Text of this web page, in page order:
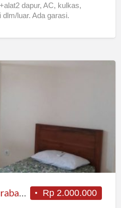
dapur, AC, kulkas,
luar. Ada garasi.
Rp 2.000.000
Kost Putri Murah Surabaya Timur